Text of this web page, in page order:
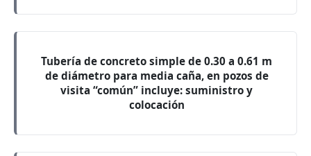
Tubería de concreto simple de 0.30 a 0.61 m
de diámetro para media caña, en pozos de
visita “común” incluye: suministro y
colocación